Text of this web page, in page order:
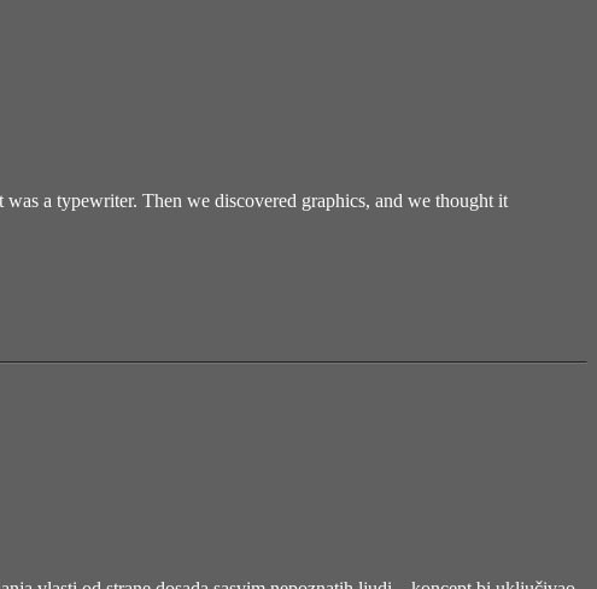
a typewriter. Then we discovered graphics, and we thought it